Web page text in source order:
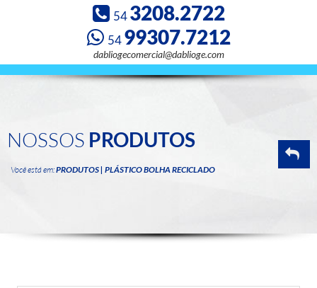
543208.2722
5499307.7212
dabliogecomercial@dablioge.com
NOSSOS PRODUTOS
Você está em:PRODUTOS | PLÁSTICO BOLHA RECICLADO